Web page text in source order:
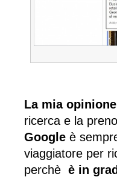
La mia
ricerca e la
Google è
viaggiatore per
perchè è in